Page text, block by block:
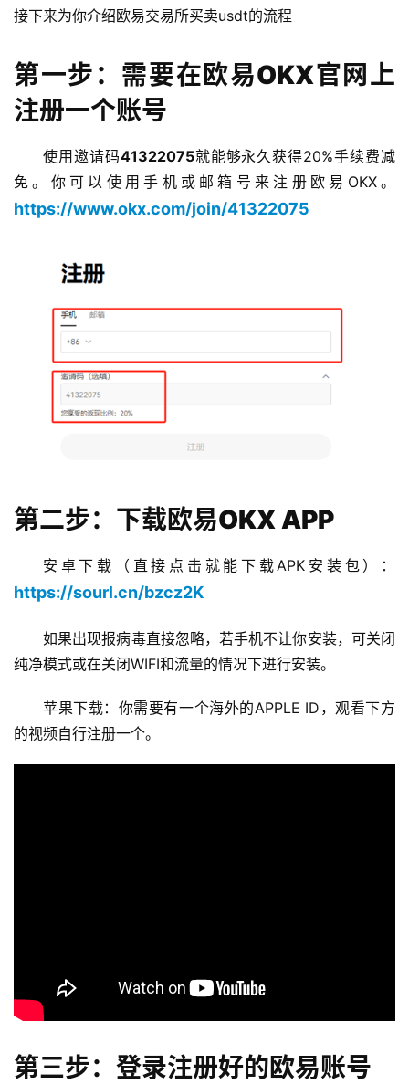
接下来为你介绍欧易交易所买卖usdt的流程
第一步：需要在欧易OKX官网上
注册一个账号
使用邀请码41322075就能够永久获得20%手续费减
免。你可以使用手机或邮箱号来注册欧易OKX。
https://www.okx.com/join/41322075
第二步：下载欧易OKX APP
安卓下载（直接点击就能下载APK安装包）：
https://sourl.cn/bzcz2K
如果出现报病毒直接忽略，若手机不让你安装，可关闭
纯净模式或在关闭WIFI和流量的情况下进行安装。
苹果下载：你需要有一个海外的APPLE ID，观看下方
的视频自行注册一个。
第三步：登录注册好的欧易账号